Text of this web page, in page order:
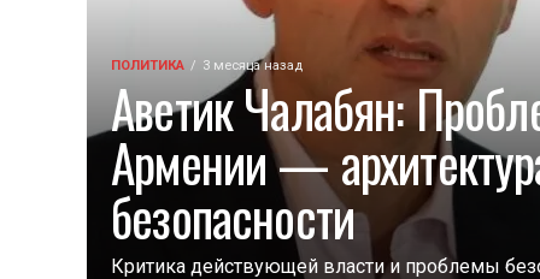
ПОЛИТИКА 3 месяца назад
Аветик Чалабян:
Армении —
безопасности
Критика действующей власти и проблемы